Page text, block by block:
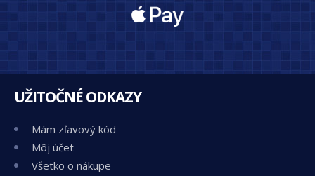
UŽITOČNÉ ODKAZY
Mám zľavový kód
Môj účet
Všetko o nákupe